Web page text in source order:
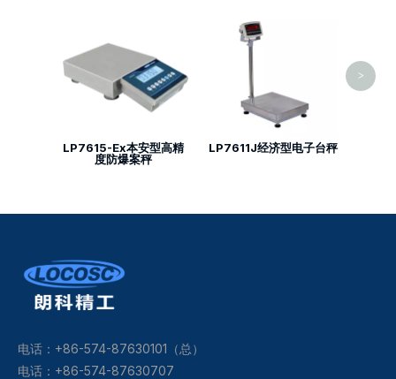
LP7615-Ex本安型高精
度防爆案秤
LP7611J经济型电子台秤
>
电话：+86-574-87630101（总）
电话：+86-574-87630707